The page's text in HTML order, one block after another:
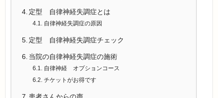
定型 自律神経失調症とは
自律神経失調症の原因
定型 自律神経失調症チェック
当院の自律神経失調症の施術
自律神経 オプションコース
チケットがお得です